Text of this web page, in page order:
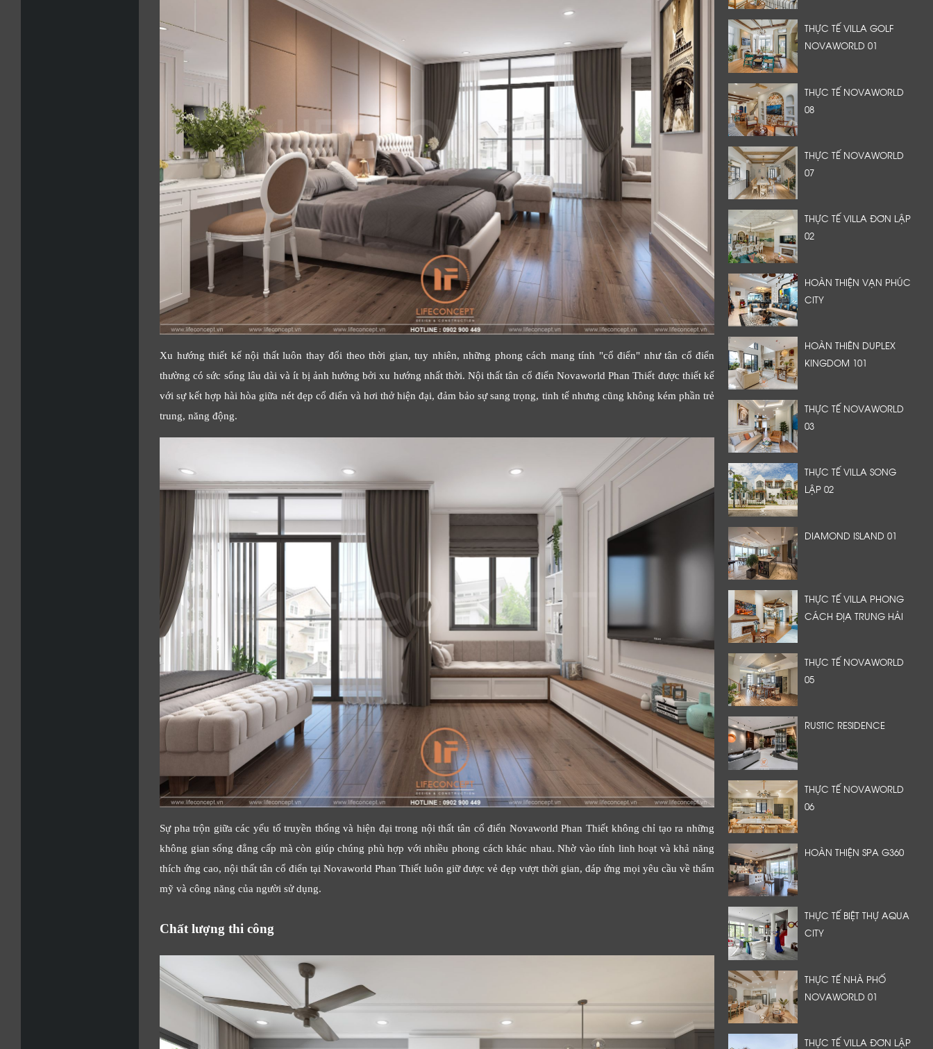
Xu hướng thiết kế nội thất luôn thay đổi theo thời gian, tuy nhiên, những phong cách mang tính "cổ điển" như tân cổ điển
thường có sức sống lâu dài và ít bị ảnh hưởng bởi xu hướng nhất thời. Nội thất tân cổ điển Novaworld Phan Thiết được thiết kế
với sự kết hợp hài hòa giữa nét đẹp cổ điển và hơi thở hiện đại, đảm bảo sự sang trọng, tinh tế nhưng cũng không kém phần trẻ
trung, năng động.
Sự pha trộn giữa các yếu tố truyền thống và hiện đại trong nội thất tân cổ điển Novaworld Phan Thiết không chỉ tạo ra những
không gian sống đẳng cấp mà còn giúp chúng phù hợp với nhiều phong cách khác nhau. Nhờ vào tính linh hoạt và khả năng
thích ứng cao, nội thất tân cổ điển tại Novaworld Phan Thiết luôn giữ được vẻ đẹp vượt thời gian, đáp ứng mọi yêu cầu về thẩm
mỹ và công năng của người sử dụng.
Chất lượng thi công
THỰC TẾ VILLA GOLF
NOVAWORLD 01
THỰC TẾ NOVAWORLD
08
THỰC TẾ NOVAWORLD
07
THỰC TẾ VILLA ĐƠN LẬP
02
HOÀN THIỆN VẠN PHÚC
CITY
HOÀN THIÊN DUPLEX
KINGDOM 101
THỰC TẾ NOVAWORLD
03
THỰC TẾ VILLA SONG
LẬP 02
DIAMOND ISLAND 01
THỰC TẾ VILLA PHONG
CÁCH ĐỊA TRUNG HẢI
THỰC TẾ NOVAWORLD
05
RUSTIC RESIDENCE
THỰC TẾ NOVAWORLD
06
HOÀN THIỆN SPA G360
THỰC TẾ BIỆT THỰ AQUA
CITY
THỰC TẾ NHÀ PHỐ
NOVAWORLD 01
THỰC TẾ VILLA ĐƠN LẬP
LỜI CẢM ƠN
LIFECONCEPT
Cảm ơn quý khách đã để lại thông tin.